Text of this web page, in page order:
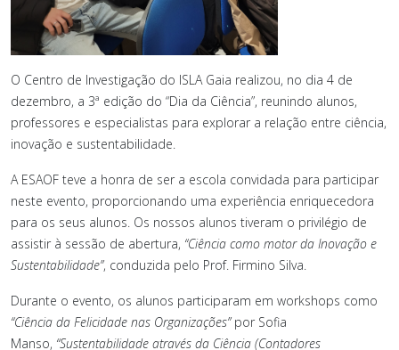
O Centro de Investigação do ISLA Gaia realizou, no dia 4 de
dezembro, a 3ª edição do “Dia da Ciência”, reunindo alunos,
professores e especialistas para explorar a relação entre ciência,
inovação e sustentabilidade.
A ESAOF teve a honra de ser a escola convidada para participar
neste evento, proporcionando uma experiência enriquecedora
para os seus alunos. Os nossos alunos tiveram o privilégio de
assistir à sessão de abertura, “Ciência como motor da Inovação e
Sustentabilidade”, conduzida pelo Prof. Firmino Silva.
Durante o evento, os alunos participaram em workshops como
“Ciência da Felicidade nas Organizações”por Sofia
Manso, “Sustentabilidade através da Ciência (Contadores